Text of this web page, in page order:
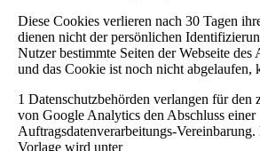
Diese Cookies verlieren nach 30 Tagen
dienen nicht der persönlichen
Nutzer bestimmte Seiten der Webseite
und das Cookie ist noch nicht abgelaufen,
1 Datenschutzbehörden verlangen für den
von Google Analytics den Abschluss einer
Auftragsdatenverarbeitungs-Vereinbarung.
Vorlage wird unter